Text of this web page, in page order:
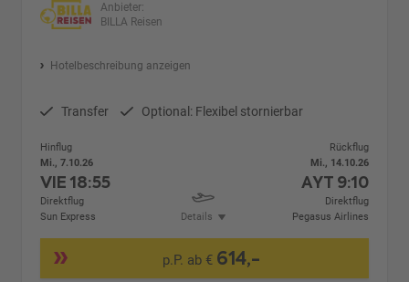
Anbieter:
BILLA Reisen
Hotelbeschreibung anzeigen
Transfer Optional: Flexibel stornierbar
Hinflug
Mi., 7.10.26
VIE18:55
Direktflug
Sun Express
Details
Rückflug
Mi., 14.10.26
AYT 9:10
Direktflug
Pegasus Airlines
p.P. ab € 614,-